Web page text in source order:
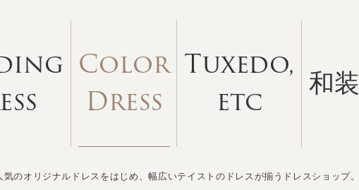
Color
Dress
Tuxedo,
etc
和装
のオリジナルドレスをはじめ、幅広いテイストのドレスが揃うドレスショップ。